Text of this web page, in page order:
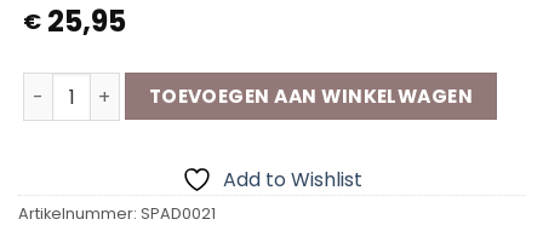
€ 25,95
Spa Cadeaubox | Pensioen aantal
TOEVOEGEN AAN WINKELWAGEN
Add to Wishlist
Artikelnummer: SPAD0021